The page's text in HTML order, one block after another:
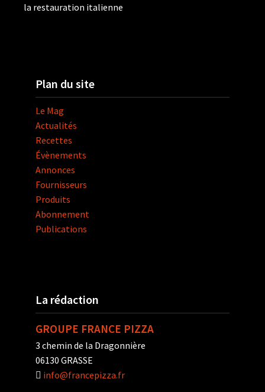
la restauration italienne
Plan du site
Le Mag
Actualités
Recettes
Évènements
Annonces
Fournisseurs
Produits
Abonnement
Publications
La rédaction
GROUPE FRANCE PIZZA
3 chemin de la Dragonnière
06130 GRASSE
info@francepizza.fr